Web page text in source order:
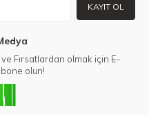
KAYIT OL
Fırsatlardan olmak için E-
olun!